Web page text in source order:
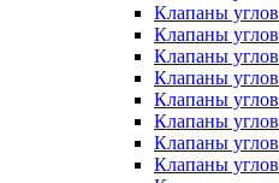
Клапаны
Клапаны
Клапаны
Клапаны
Клапаны
Клапаны
Клапаны
Клапаны